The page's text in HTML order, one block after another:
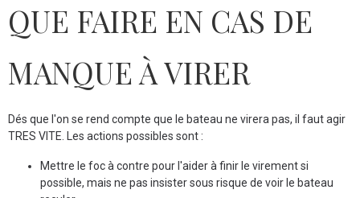
QUE FAIRE EN CAS DE
MANQUE À VIRER
Dés que l'on se rend compte que le bateau ne virera pas, il faut agir
TRES VITE. Les actions possibles sont :
Mettre le foc à contre pour l'aider à finir le virement si
possible, mais ne pas insister sous risque de voir le bateau